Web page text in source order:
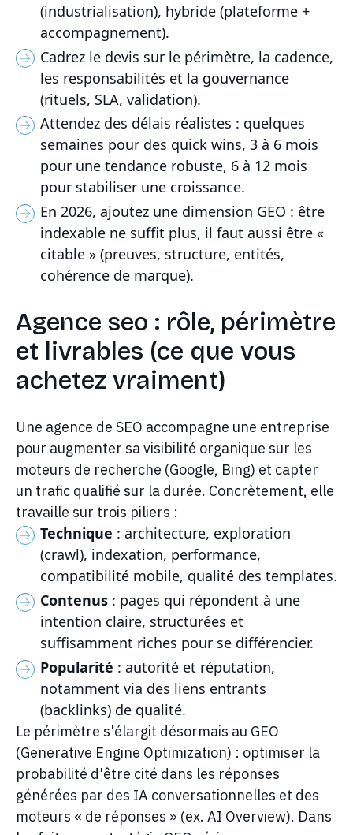
(industrialisation), hybride (plateforme +
accompagnement).
Cadrez le devis sur le périmètre, la cadence,
les responsabilités et la gouvernance
(rituels, SLA, validation).
Attendez des délais réalistes : quelques
semaines pour des quick wins, 3 à 6 mois
pour une tendance robuste, 6 à 12 mois
pour stabiliser une croissance.
En 2026, ajoutez une dimension GEO : être
indexable ne suffit plus, il faut aussi être «
citable » (preuves, structure, entités,
cohérence de marque).
Agence seo : rôle, périmètre
et livrables (ce que vous
achetez vraiment)
Une agence de SEO accompagne une entreprise
pour augmenter sa visibilité organique sur les
moteurs de recherche (Google, Bing) et capter
un trafic qualifié sur la durée. Concrètement, elle
travaille sur trois piliers :
Technique : architecture, exploration
(crawl), indexation, performance,
compatibilité mobile, qualité des templates.
Contenus : pages qui répondent à une
intention claire, structurées et
suffisamment riches pour se différencier.
Popularité : autorité et réputation,
notamment via des liens entrants
(backlinks) de qualité.
Le périmètre s'élargit désormais au GEO
(Generative Engine Optimization) : optimiser la
probabilité d'être cité dans les réponses
générées par des IA conversationnelles et des
moteurs « de réponses » (ex. AI Overview). Dans